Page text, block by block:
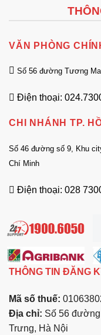
VĂN PHÒNG
Số 56 đường Tương
Điện thoại:
CHI NHÁNH TP.
Số 46 đường số 9, Khu
Chí Minh
Điện thoại: 028
THÔNG TIN ĐĂNG
Mã số thuế:
Địa chỉ: Số 56
Trưng, Hà Nội